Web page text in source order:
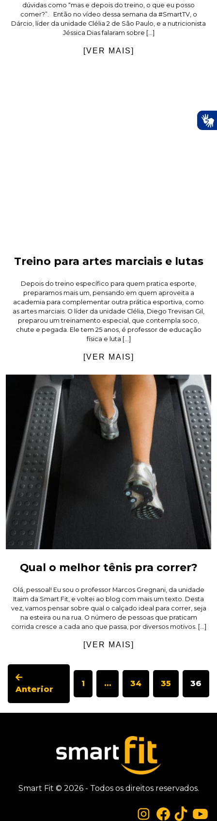
dúvidas como “mas e depois do treino, o que eu posso
comer?”. Então no vídeo dessa semana da #SmartTV, o
Dárcio, líder da unidade Clélia 2 de São Paulo, e a nutricionista
Jéssica Dias falaram sobre […]
[VER MAIS]
Treino para artes marciais e lutas
Depois do treino específico para quem pratica esporte,
preparamos mais um, pensando em quem aproveita a
academia para complementar outra prática esportiva, como
as artes marciais. O líder da unidade Clélia, Diego Trevisan Gil,
preparou um treinamento especial, que contempla soco,
chute e pegada. Ele tem 25 anos, é professor de educação
física e luta […]
[VER MAIS]
Qual o melhor tênis pra correr?
Olá, pessoal! Eu sou o professor Marcos Gregnani, da unidade
Itaim da Smart Fit, e voltei ao blog com mais um texto. Desta
vez, vamos pensar sobre qual o calçado ideal para correr, seja
na esteira ou na rua. O número de pessoas que praticam
corrida cresce a cada ano que passa, por diversos motivos. […]
[VER MAIS]
Anterior
1 … 34 35 36
Smart Fit © 2026 - Todos os direitos reservados.